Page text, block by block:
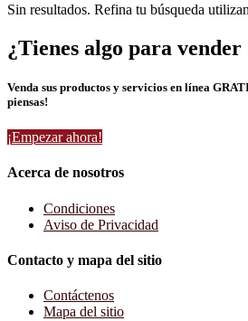
Sin resultados. Refina tu búsqueda
¿Tienes algo para
Venda sus productos y servicios en línea
piensas!
¡Empezar ahora!
Acerca de nosotros
Condiciones
Aviso de Privacidad
Contacto y mapa del sitio
Contáctenos
Mapa del sitio